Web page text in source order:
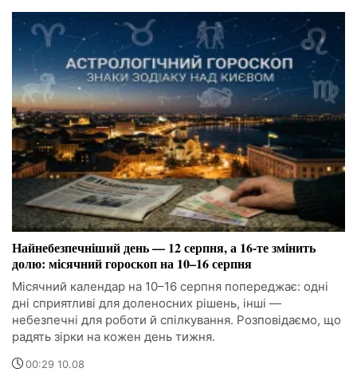
Найнебезпечніший день — 12 серпня, а 16-те змінить
долю: місячний гороскоп на 10–16 серпня
Місячний календар на 10–16 серпня попереджає: одні
дні сприятливі для доленосних рішень, інші —
небезпечні для роботи й спілкування. Розповідаємо, що
радять зірки на кожен день тижня.
00:29 10.08